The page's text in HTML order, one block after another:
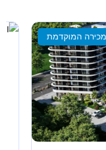
המוקדמת